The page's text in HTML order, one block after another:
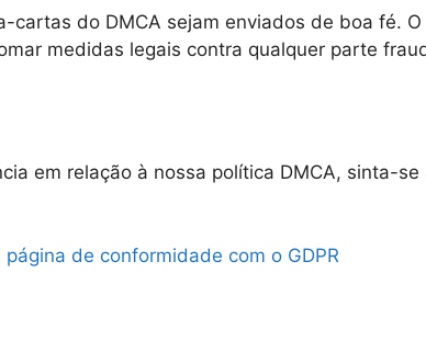
do DMCA sejam enviados de boa fé.
medidas legais contra qualquer parte
em relação à nossa política DMCA, sinta-
página de conformidade com o GDPR